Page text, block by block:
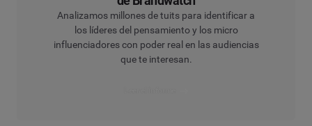
Analizamos millones de tuits para identificar a
los líderes del pensamiento y los micro
influenciadores con poder real en las audiencias
que te interesan.